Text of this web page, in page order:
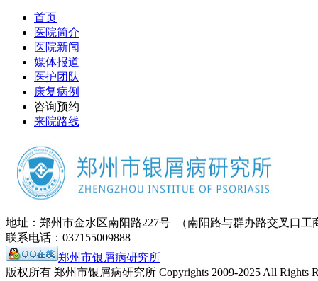
首页
医院简介
医院新闻
媒体报道
医护团队
康复病例
咨询预约
来院路线
地址：郑州市金水区南阳路227号 （南阳路与群办路交叉口工
联系电话：037155009888
郑州市银屑病研究所
版权所有 郑州市银屑病研究所 Copyrights 2009-2025 All Rights